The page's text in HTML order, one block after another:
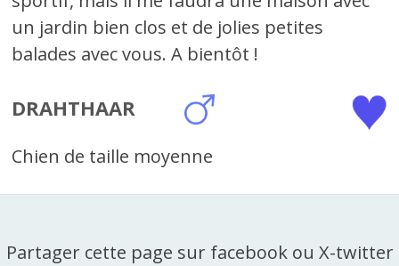
un jardin bien clos et de jolies petites
balades avec vous. A bientôt !
DRAHTHAAR
Chien de taille moyenne
Partager cette page sur facebook ou X-twitter